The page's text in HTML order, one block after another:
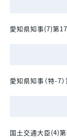
愛知県知事(7)第
愛知県知事（特-7
国土交通大臣(4)